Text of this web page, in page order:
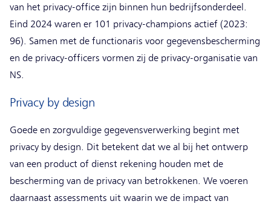
van het privacy-office zijn binnen hun bedrijfsonderdeel.
Eind 2024 waren er 101 privacy-champions actief (2023:
96). Samen met de functionaris voor gegevensbescherming
en de privacy-officers vormen zij de privacy-organisatie van
NS.
Privacy by design
Goede en zorgvuldige gegevensverwerking begint met
privacy by design. Dit betekent dat we al bij het ontwerp
van een product of dienst rekening houden met de
bescherming van de privacy van betrokkenen. We voeren
daarnaast assessments uit waarin we de impact van